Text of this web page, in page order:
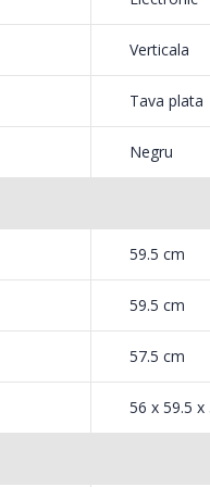
+ grill + ventilator,
perioada a anului?
puteti savura un gratar
Hansa! Datorita
siguranta ca acestea
Verticala
Tava plata
Negru
59.5 cm
59.5 cm
57.5 cm
56 x 59.5 x